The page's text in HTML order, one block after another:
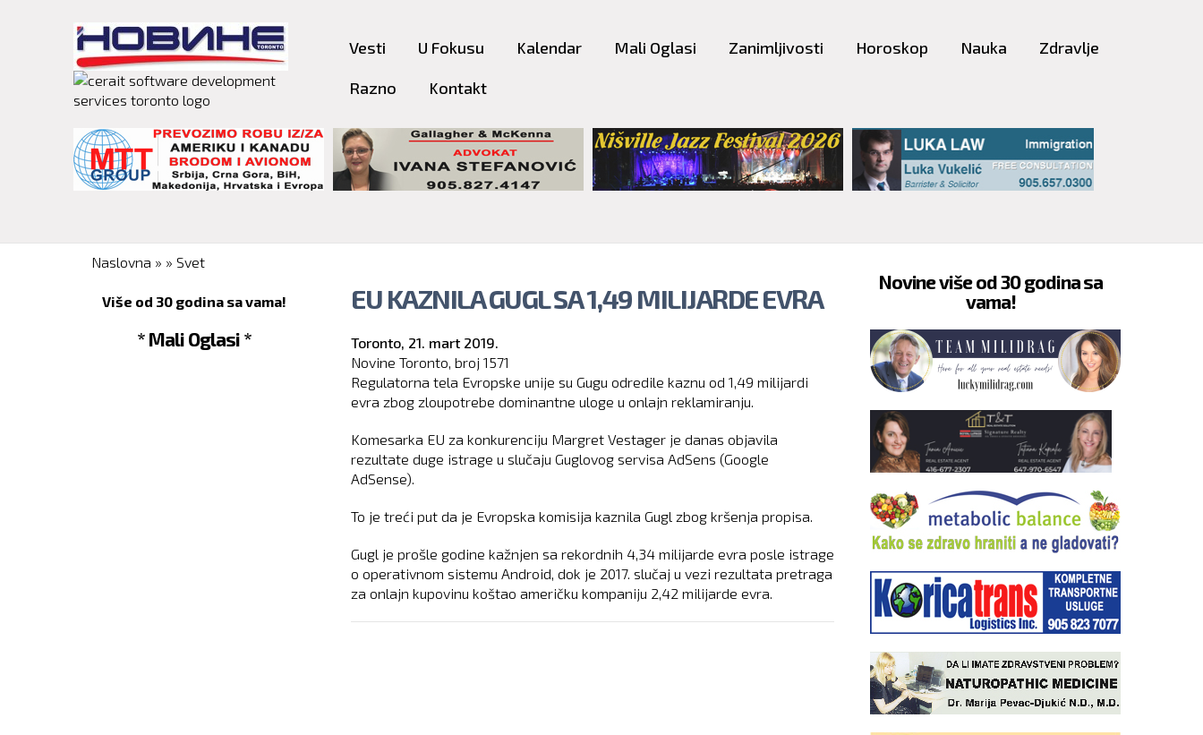
content
Vesti U Fokusu Kalendar Mali Oglasi Zanimljivosti Horoskop Nauka Zdravlje
Razno Kontakt
You are here
Naslovna » » Svet
Više od 30 godina sa vama!
* Mali Oglasi *
EU KAZNILA GUGL SA 1,49 MILIJARDE EVRA
Toronto, 21. mart 2019.
Novine Toronto, broj 1571
Regulatorna tela Evropske unije su Gugu odredile kaznu od 1,49 milijardi
evra zbog zloupotrebe dominantne uloge u onlajn reklamiranju.
Komesarka EU za konkurenciju Margret Vestager je danas objavila
rezultate duge istrage u slučaju Guglovog servisa AdSens (Google
AdSense).
To je treći put da je Evropska komisija kaznila Gugl zbog kršenja propisa.
Gugl je prošle godine kažnjen sa rekordnih 4,34 milijarde evra posle istrage
o operativnom sistemu Android, dok je 2017. slučaj u vezi rezultata pretraga
za onlajn kupovinu koštao američku kompaniju 2,42 milijarde evra.
Novine više od 30 godina sa
vama!